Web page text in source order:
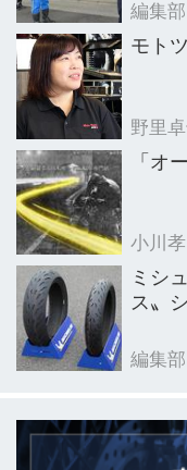
編集部
モト
野里
「オ
小川孝
ミシ
ス〟
編集部